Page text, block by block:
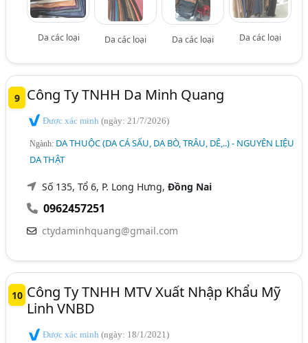
Da các loại Da các loại Da các loại Da các loại
9 Công Ty TNHH Da Minh Quang
Được xác minh(ngày: 21/7/2026)
Ngành: DA THUỘC (DA CÁ SẤU, DA BÒ, TRÂU, DÊ,..) - NGUYÊN LIỆU
DA THẬT
Số 135, Tổ 6, P. Long Hưng,Đồng Nai
0962457251
ctydaminhquang@gmail.com
10 Công Ty TNHH MTV Xuất Nhập Khẩu Mỹ
Linh VNBD
Được xác minh(ngày: 18/1/2021)